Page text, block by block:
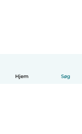
Hjem Søg